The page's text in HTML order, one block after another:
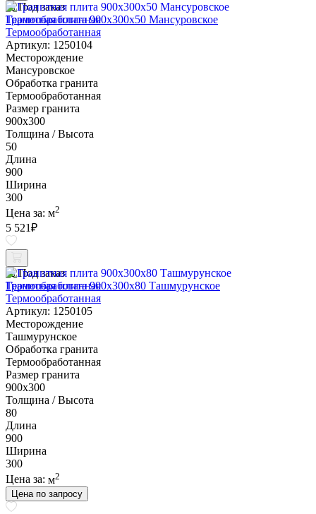
Под заказ
Гранитная плита 900х300x50 Мансуровское
Термообработанная
Артикул: 1250104
Месторождение
Мансуровское
Обработка гранита
Термообработанная
Размер гранита
900х300
Толщина / Высота
50
Длина
900
Ширина
300
Цена за: м2
5 521₽
Под заказ
Гранитная плита 900х300x80 Ташмурунское
Термообработанная
Артикул: 1250105
Месторождение
Ташмурунское
Обработка гранита
Термообработанная
Размер гранита
900х300
Толщина / Высота
80
Длина
900
Ширина
300
Цена за: м2
Цена по запросу